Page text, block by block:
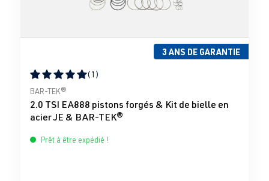
3 ANS DE GARANTIE
Note moyenne de 5 sur 5 étoiles
(1)
BAR-TEK®
2.0 TSI EA888 pistons forgés & Kit de bielle en
acier JE & BAR-TEK®
Prêt à être expédié !